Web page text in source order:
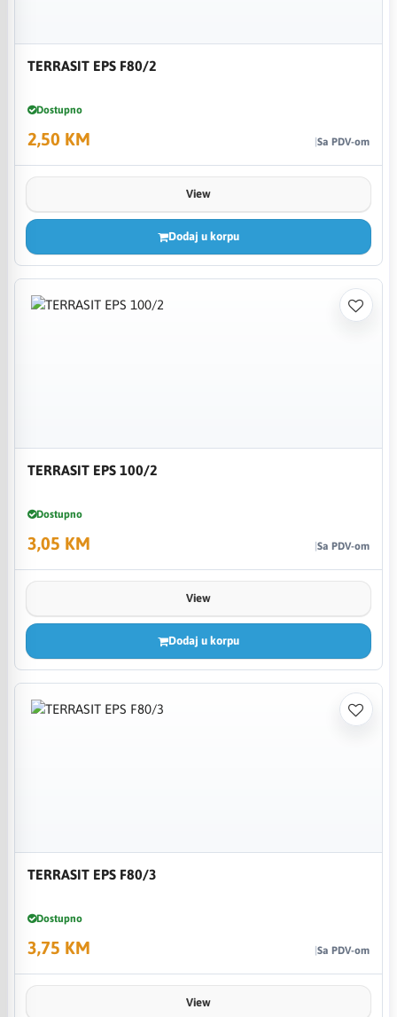
TERRASIT EPS F80/2
Dostupno
2,50 KM Sa PDV-om
View
Dodaj u korpu
TERRASIT EPS 100/2
Dostupno
3,05 KM Sa PDV-om
View
Dodaj u korpu
TERRASIT EPS F80/3
Dostupno
3,75 KM Sa PDV-om
View